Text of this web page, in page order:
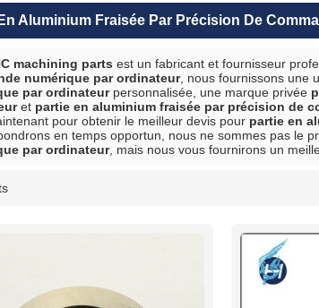
Aluminium Fraisée Par Précision De
machining parts est un fabricant et fournisseur
numérique par ordinateur, nous fournissons une
par ordinateurpersonnalisée, une marque privée
et partie en aluminium fraisée par précision de
pour obtenir le meilleur devis pour partie en
en temps opportun, nous ne sommes pas le
par ordinateur, mais nous vous fournirons un